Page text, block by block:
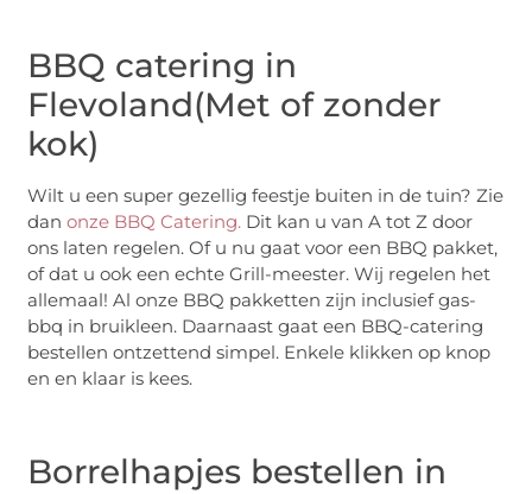
BBQ catering in
Flevoland(Met of zonder
kok)
Wilt u een super gezellig feestje buiten in de tuin? Zie
danonze BBQ Catering. Dit kan u van A tot Z door
ons laten regelen. Of u nu gaat voor een BBQ pakket,
of dat u ook een echte Grill-meester. Wij regelen het
allemaal! Al onze BBQ pakketten zijn inclusief gas-
bbq in bruikleen. Daarnaast gaat een BBQ-catering
bestellen ontzettend simpel. Enkele klikken op knop
en en klaar is kees.
Borrelhapjes bestellen in